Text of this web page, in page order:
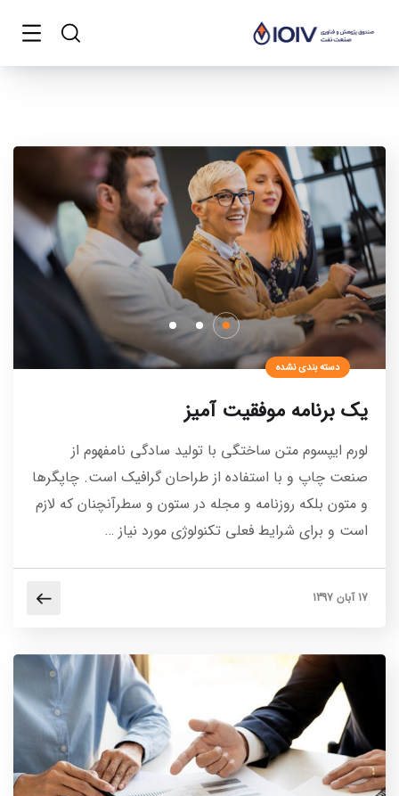
دسته بندی نشده
یک برنامه موفقیت آمیز
لورم ایپسوم متن ساختگی با تولید سادگی نامفهوم از
صنعت چاپ و با استفاده از طراحان گرافیک است. چاپگرها
و متون بلکه روزنامه و مجله در ستون و سطرآنچنان که لازم
است و برای شرایط فعلی تکنولوژی مورد نیاز …
17 آبان 1397